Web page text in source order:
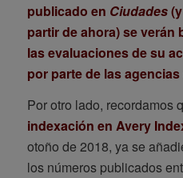
publicado en Ciudades(y
partir de ahora) se verán
las evaluaciones de su
por parte de las
Por otro lado, recordamos
indexación en Avery
otoño de 2018, ya se
los números publicados